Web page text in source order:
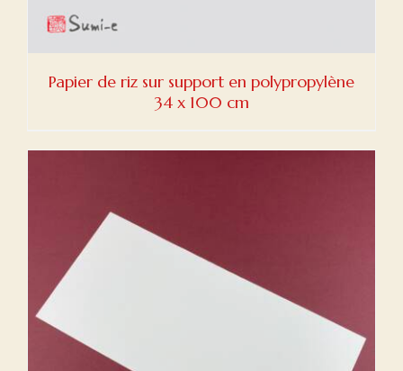
Papier de riz sur support en polypropylène
34 x 100 cm